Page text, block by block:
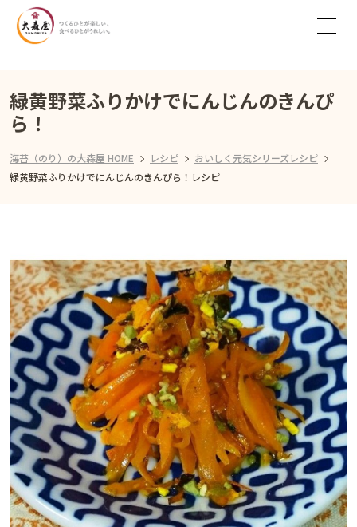
緑黄野菜ふりかけでにんじんのきんぴ
ら！
海苔（のり）の大森屋 HOME レシピ
おいしく元気シリーズレシピ
緑黄野菜ふりかけでにんじんのきんぴら！レシピ